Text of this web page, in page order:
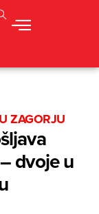
ZAGORJU
dvoje u